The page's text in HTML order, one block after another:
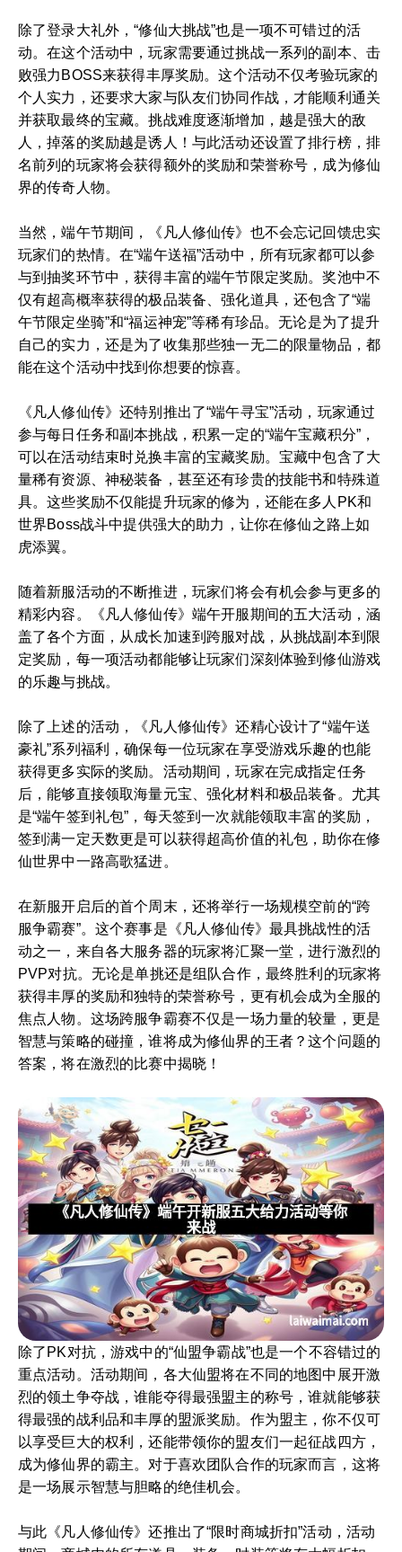
除了登录大礼外，“修仙大挑战”也是一项不可错过的活
动。在这个活动中，玩家需要通过挑战一系列的副本、击
败强力BOSS来获得丰厚奖励。这个活动不仅考验玩家的
个人实力，还要求大家与队友们协同作战，才能顺利通关
并获取最终的宝藏。挑战难度逐渐增加，越是强大的敌
人，掉落的奖励越是诱人！与此活动还设置了排行榜，排
名前列的玩家将会获得额外的奖励和荣誉称号，成为修仙
界的传奇人物。
当然，端午节期间，《凡人修仙传》也不会忘记回馈忠实
玩家们的热情。在“端午送福”活动中，所有玩家都可以参
与到抽奖环节中，获得丰富的端午节限定奖励。奖池中不
仅有超高概率获得的极品装备、强化道具，还包含了“端
午节限定坐骑”和“福运神宠”等稀有珍品。无论是为了提升
自己的实力，还是为了收集那些独一无二的限量物品，都
能在这个活动中找到你想要的惊喜。
《凡人修仙传》还特别推出了“端午寻宝”活动，玩家通过
参与每日任务和副本挑战，积累一定的“端午宝藏积分”，
可以在活动结束时兑换丰富的宝藏奖励。宝藏中包含了大
量稀有资源、神秘装备，甚至还有珍贵的技能书和特殊道
具。这些奖励不仅能提升玩家的修为，还能在多人PK和
世界Boss战斗中提供强大的助力，让你在修仙之路上如
虎添翼。
随着新服活动的不断推进，玩家们将会有机会参与更多的
精彩内容。《凡人修仙传》端午开服期间的五大活动，涵
盖了各个方面，从成长加速到跨服对战，从挑战副本到限
定奖励，每一项活动都能够让玩家们深刻体验到修仙游戏
的乐趣与挑战。
除了上述的活动，《凡人修仙传》还精心设计了“端午送
豪礼”系列福利，确保每一位玩家在享受游戏乐趣的也能
获得更多实际的奖励。活动期间，玩家在完成指定任务
后，能够直接领取海量元宝、强化材料和极品装备。尤其
是“端午签到礼包”，每天签到一次就能领取丰富的奖励，
签到满一定天数更是可以获得超高价值的礼包，助你在修
仙世界中一路高歌猛进。
在新服开启后的首个周末，还将举行一场规模空前的“跨
服争霸赛”。这个赛事是《凡人修仙传》最具挑战性的活
动之一，来自各大服务器的玩家将汇聚一堂，进行激烈的
PVP对抗。无论是单挑还是组队合作，最终胜利的玩家将
获得丰厚的奖励和独特的荣誉称号，更有机会成为全服的
焦点人物。这场跨服争霸赛不仅是一场力量的较量，更是
智慧与策略的碰撞，谁将成为修仙界的王者？这个问题的
答案，将在激烈的比赛中揭晓！
除了PK对抗，游戏中的“仙盟争霸战”也是一个不容错过的
重点活动。活动期间，各大仙盟将在不同的地图中展开激
烈的领土争夺战，谁能夺得最强盟主的称号，谁就能够获
得最强的战利品和丰厚的盟派奖励。作为盟主，你不仅可
以享受巨大的权利，还能带领你的盟友们一起征战四方，
成为修仙界的霸主。对于喜欢团队合作的玩家而言，这将
是一场展示智慧与胆略的绝佳机会。
与此《凡人修仙传》还推出了“限时商城折扣”活动，活动